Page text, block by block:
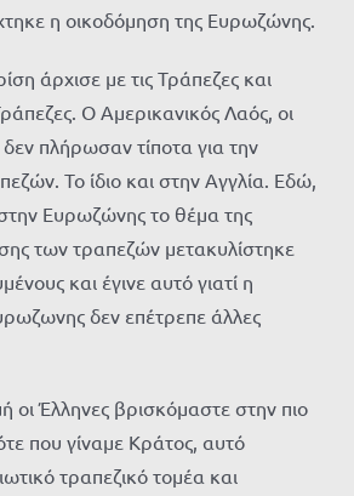
η οικοδόμηση της Ευρωζώνης.
άρχισε με τις Τράπεζες και
Ο Αμερικανικός Λαός, οι
πλήρωσαν τίποτα για την
Το ίδιο και στην Αγγλία. Εδώ,
Ευρωζώνης το θέμα της
των τραπεζών μετακυλίστηκε
και έγινε αυτό γιατί η
δεν επέτρεπε άλλες
οι Έλληνες βρισκόμαστε στην πιο
που γίναμε Κράτος, αυτό
τραπεζικό τομέα και